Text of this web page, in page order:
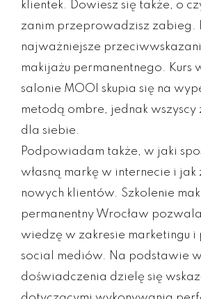
klientek. Dowiesz się także, o
zanim przeprowadzisz zabieg.
najważniejsze
makijażu permanentnego. Kurs
salonie MOOI skupia się na
metodą ombre, jednak wszyscy
dla siebie.
Podpowiadam także, w jaki
własną markę w internecie i
nowych klientów. Szkolenie
permanentny Wrocław
wiedzę w zakresie marketingu
social mediów. Na podstawie
doświadczenia dzielę się